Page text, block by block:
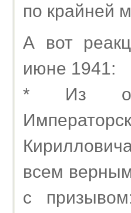
по крайней
А вот
июне 1941:
* Из
всем
с